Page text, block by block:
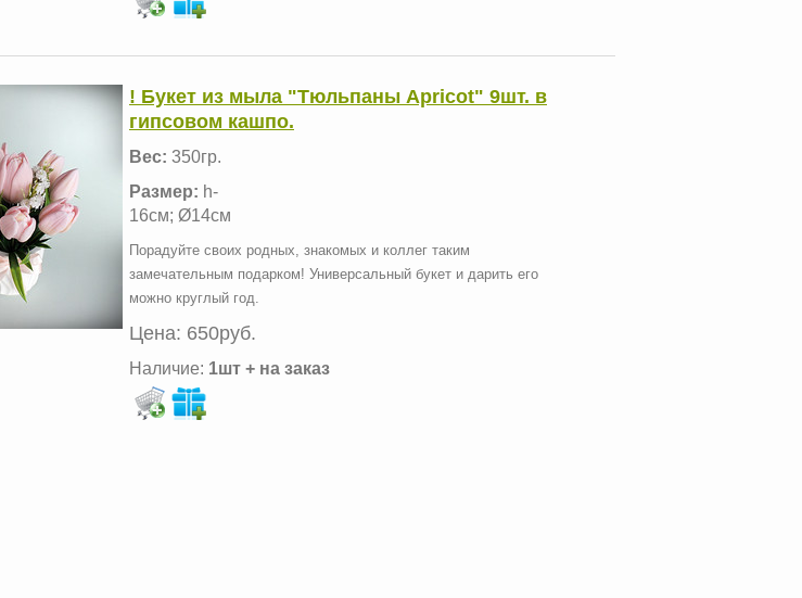
! Букет из мыла "Тюльпаны Aрricot" 9шт. в
гипсовом кашпо.
Вес: 350гр.
Размер: h-
16см; Ø14см
Порадуйте своих родных, знакомых и коллег таким
замечательным подарком! Универсальный букет и дарить его
можно круглый год.
Цена: 650руб.
Наличие: 1шт + на заказ